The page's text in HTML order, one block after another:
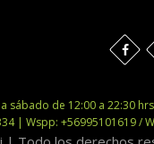
sábado de 12:00 a 22:30
| Wspp: +56995101619 /